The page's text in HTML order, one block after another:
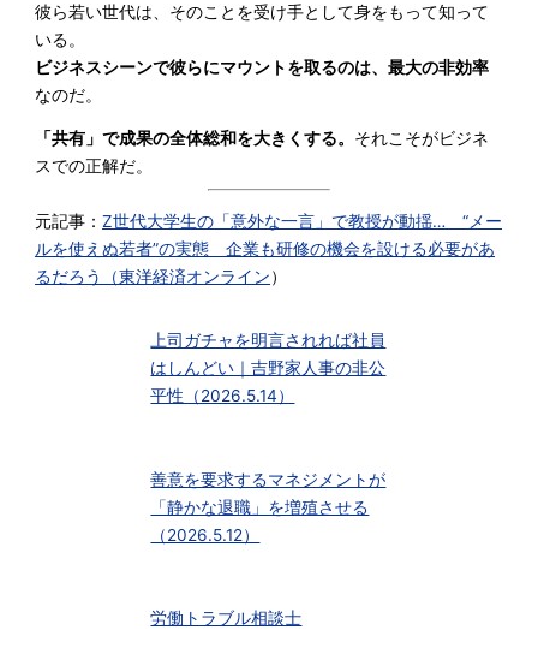
彼ら若い世代は、そのことを受け手として身をもって知って
いる。
ビジネスシーンで彼らにマウントを取るのは、最大の非効率
なのだ。
「共有」で成果の全体総和を大きくする。 それこそがビジネ
スでの正解だ。
元記事：Z世代大学生の「意外な一言」で教授が動揺… “メー
ルを使えぬ若者”の実態 企業も研修の機会を設ける必要があ
るだろう（東洋経済オンライン）
上司ガチャを明言されれば社員
はしんどい｜吉野家人事の非公
平性（2026.5.14）
善意を要求するマネジメントが
「静かな退職」を増殖させる
（2026.5.12）
労働トラブル相談士